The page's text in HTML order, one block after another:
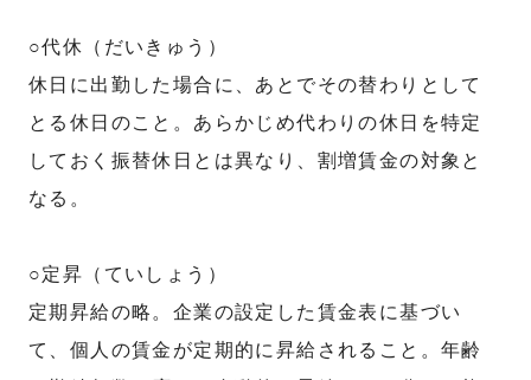
○代休（だいきゅう）
休日に出勤した場合に、あとでその替わりとして
とる休日のこと。あらかじめ代わりの休日を特定
しておく振替休日とは異なり、割増賃金の対象と
なる。
○定昇（ていしょう）
定期昇給の略。企業の設定した賃金表に基づい
て、個人の賃金が定期的に昇給されること。年齢